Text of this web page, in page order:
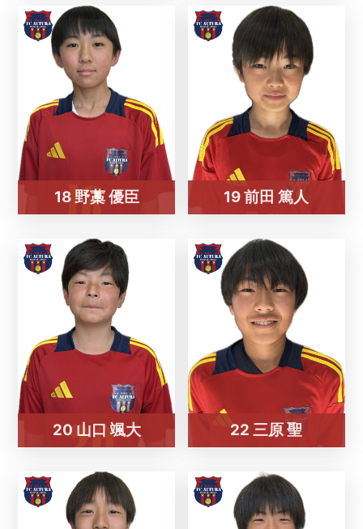
18 野藁 優臣 19 前田 篤人
20 山口 颯大 22 三原 聖